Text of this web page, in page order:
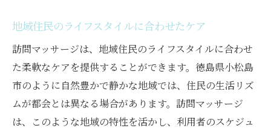
地域住民のライフスタイルに合わせたケア
訪問マッサージは、地域住民のライフスタイルに合わせ
た柔軟なケアを提供することができます。徳島県小松島
市のように自然豊かで静かな地域では、住民の生活リズ
ムが都会とは異なる場合があります。訪問マッサージ
は、このような地域の特性を活かし、利用者のスケジュ